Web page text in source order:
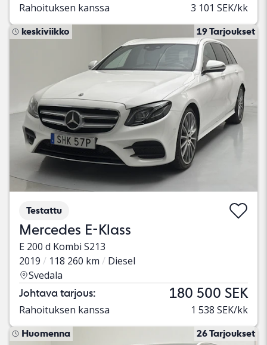
Rahoituksen kanssa
3 101 SEK/kk
keskiviikko 19 Tarjoukset
Testattu
Mercedes E-Klass
E 200 d Kombi S213
2019
118 260 km
Diesel
Svedala
Johtava tarjous: 180 500 SEK
Rahoituksen kanssa 1 538 SEK/kk
Huomenna 26 Tarjoukset